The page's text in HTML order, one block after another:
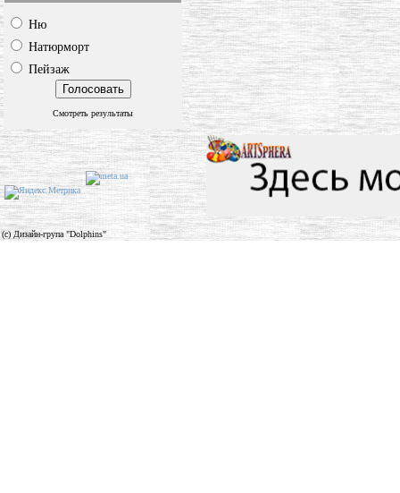
Ню
Натюрморт
Пейзаж
Смотреть результаты
(c) Дизайн-група "Dolphins"